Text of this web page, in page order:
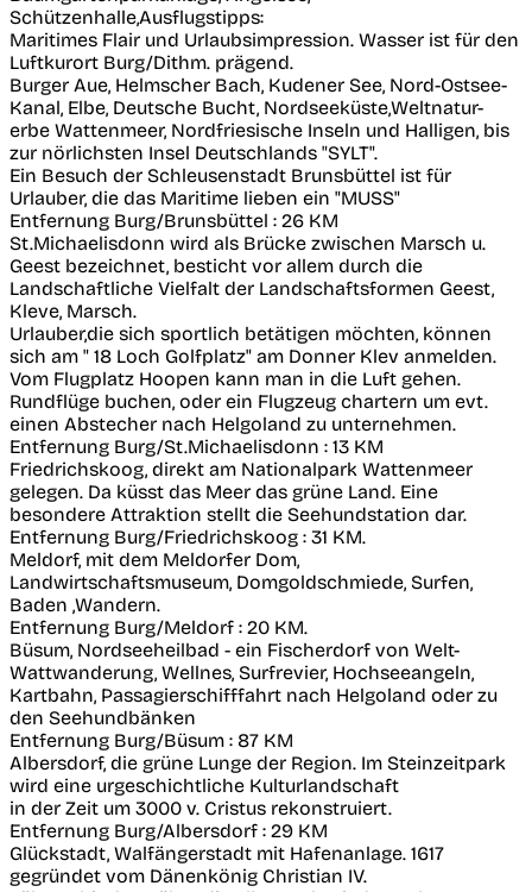
Schützenhalle,Ausflugstipps:
Maritimes Flair und Urlaubsimpression. Wasser ist für den
Luftkurort Burg/Dithm. prägend.
Burger Aue, Helmscher Bach, Kudener See, Nord-Ostsee-
Kanal, Elbe, Deutsche Bucht, Nordseeküste,Weltnatur-
erbe Wattenmeer, Nordfriesische Inseln und Halligen, bis
zur nörlichsten Insel Deutschlands "SYLT".
Ein Besuch der Schleusenstadt Brunsbüttel ist für
Urlauber, die das Maritime lieben ein "MUSS"
Entfernung Burg/Brunsbüttel : 26 KM
St.Michaelisdonn wird als Brücke zwischen Marsch u.
Geest bezeichnet, besticht vor allem durch die
Landschaftliche Vielfalt der Landschaftsformen Geest,
Kleve, Marsch.
Urlauber,die sich sportlich betätigen möchten, können
sich am " 18 Loch Golfplatz" am Donner Klev anmelden.
Vom Flugplatz Hoopen kann man in die Luft gehen.
Rundflüge buchen, oder ein Flugzeug chartern um evt.
einen Abstecher nach Helgoland zu unternehmen.
Entfernung Burg/St.Michaelisdonn : 13 KM
Friedrichskoog, direkt am Nationalpark Wattenmeer
gelegen. Da küsst das Meer das grüne Land. Eine
besondere Attraktion stellt die Seehundstation dar.
Entfernung Burg/Friedrichskoog : 31 KM.
Meldorf, mit dem Meldorfer Dom,
Landwirtschaftsmuseum, Domgoldschmiede, Surfen,
Baden ,Wandern.
Entfernung Burg/Meldorf : 20 KM.
Büsum, Nordseeheilbad - ein Fischerdorf von Welt-
Wattwanderung, Wellnes, Surfrevier, Hochseeangeln,
Kartbahn, Passagierschifffahrt nach Helgoland oder zu
den Seehundbänken
Entfernung Burg/Büsum : 87 KM
Albersdorf, die grüne Lunge der Region. Im Steinzeitpark
wird eine urgeschichtliche Kulturlandschaft
in der Zeit um 3000 v. Cristus rekonstruiert.
Entfernung Burg/Albersdorf : 29 KM
Glückstadt, Walfängerstadt mit Hafenanlage. 1617
gegründet vom Dänenkönig Christian IV.